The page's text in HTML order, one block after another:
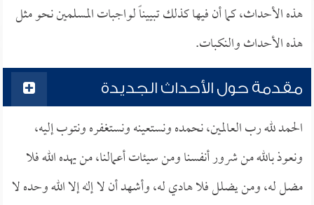
هذه الأحداث، كما أن فيها كذلك تبييناً لواجبات المسلمين نحو مثل
هذه الأحداث والنكبات.
مقدمة حول الأحداث الجديدة
الحمد لله رب العالمين، نحمده ونستعينه ونستغفره ونتوب إليه،
ونعوذ بالله من شرور أنفسنا ومن سيئات أعمالنا، من يهده الله فلا
مضل له، ومن يضلل فلا هادي له، وأشهد أن لا إله إلا الله وحده لا